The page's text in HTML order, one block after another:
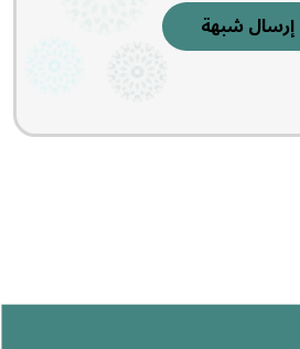
إرسال شبهة